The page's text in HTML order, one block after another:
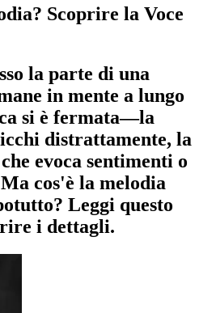
Scoprire la Voce
la parte di una
in mente a lungo
si è fermata—la
distrattamente, la
evoca sentimenti o
cos'è la melodia
Leggi questo
i dettagli.